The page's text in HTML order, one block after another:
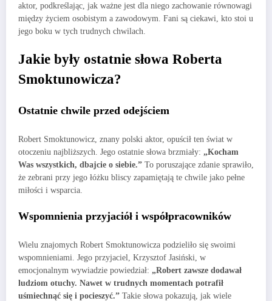
aktor, podkreślając, jak ważne jest dla niego zachowanie równowagi
między życiem osobistym a zawodowym. Fani są ciekawi, kto stoi u
jego boku w tych trudnych chwilach.
Jakie były ostatnie słowa Roberta
Smoktunowicza?
Ostatnie chwile przed odejściem
Robert Smoktunowicz, znany polski aktor, opuścił ten świat w
otoczeniu najbliższych. Jego ostatnie słowa brzmiały: „Kocham
Was wszystkich, dbajcie o siebie.” To poruszające zdanie sprawiło,
że zebrani przy jego łóżku bliscy zapamiętają te chwile jako pełne
miłości i wsparcia.
Wspomnienia przyjaciół i współpracowników
Wielu znajomych Robert Smoktunowicza podzieliło się swoimi
wspomnieniami. Jego przyjaciel, Krzysztof Jasiński, w
emocjonalnym wywiadzie powiedział: „Robert zawsze dodawał
ludziom otuchy. Nawet w trudnych momentach potrafił
uśmiechnąć się i pocieszyć.” Takie słowa pokazują, jak wiele